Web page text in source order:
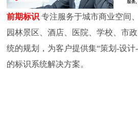
前期标识 专注服务于城市商业空间
园林景区、酒店、医院、学校、市
统的规划，为客户提供集“策划-设
的标识系统解决方案。